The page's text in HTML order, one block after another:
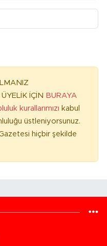
İÇİN BURAYA
kurallarımızı kabul
üstleniyorsunuz.
hiçbir şekilde